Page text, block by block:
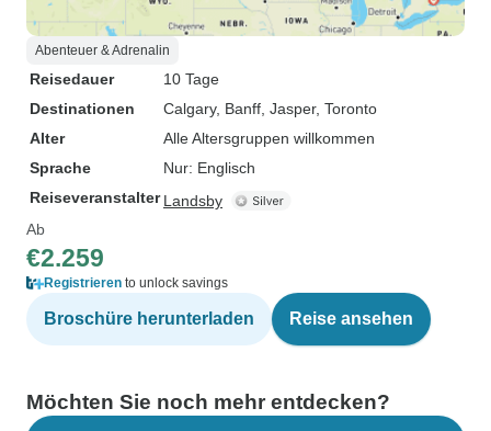
Abenteuer & Adrenalin
Reisedauer
10 Tage
Destinationen
Calgary, Banff , Jasper, Toronto
Alter
Alle Altersgruppen willkommen
Sprache
Nur: Englisch
Reiseveranstalter Landsby
Ab
€2.259
Registrieren to unlock savings
Broschüre herunterladen Reise ansehen
Möchten Sie noch mehr entdecken?